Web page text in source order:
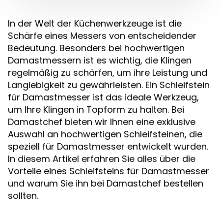
In der Welt der Küchenwerkzeuge ist die
Schärfe eines Messers von entscheidender
Bedeutung. Besonders bei hochwertigen
Damastmessern ist es wichtig, die Klingen
regelmäßig zu schärfen, um ihre Leistung und
Langlebigkeit zu gewährleisten. Ein Schleifstein
für Damastmesser ist das ideale Werkzeug,
um Ihre Klingen in Topform zu halten. Bei
Damastchef bieten wir Ihnen eine exklusive
Auswahl an hochwertigen Schleifsteinen, die
speziell für Damastmesser entwickelt wurden.
In diesem Artikel erfahren Sie alles über die
Vorteile eines Schleifsteins für Damastmesser
und warum Sie ihn bei Damastchef bestellen
sollten.